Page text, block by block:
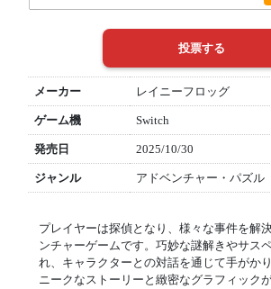
メーカー レイニーフロッグ
ゲーム機 Switch
発売日 2025/10/30
ジャンル アドベンチャー・パズル
プレイヤーは探偵となり、様々な事件を解
ンチャーゲームです。巧妙な謎解きやサス
れ、キャラクターとの対話を通じて手がか
ニークなストーリーと緻密なグラフィック